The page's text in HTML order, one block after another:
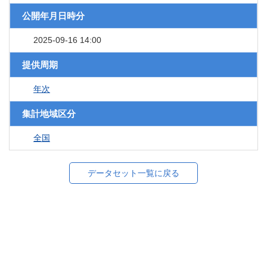
公開年月日時分
2025-09-16 14:00
提供周期
年次
集計地域区分
全国
データセット一覧に戻る